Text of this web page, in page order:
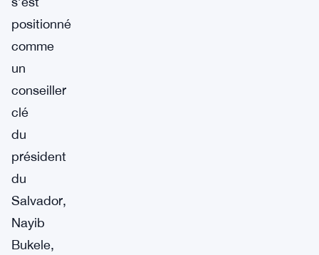
positionné
comme
un
conseiller
clé
du
président
du
Salvador,
Nayib
Bukele,